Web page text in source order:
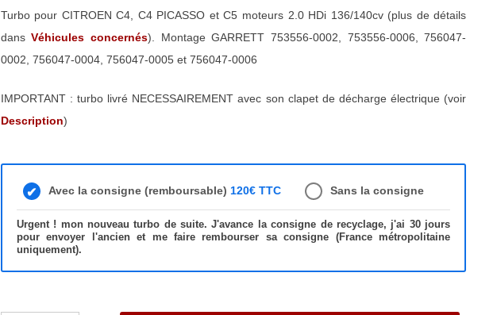
Turbo pour CITROEN C4, C4 PICASSO et C5 moteurs 2.0 HDi 136/140cv (plus de détails
dansVéhicules concernés). Montage GARRETT 753556-0002, 753556-0006, 756047-
0002, 756047-0004, 756047-0005 et 756047-0006
IMPORTANT : turbo livré NECESSAIREMENT avec son clapet de décharge électrique (voir
Description)
Avec la consigne (remboursable) 120€ TTC Sans la consigne
Urgent ! mon nouveau turbo de suite. J'avance la consigne de recyclage, j'ai 30 jours
pour envoyer l'ancien et me faire rembourser sa consigne (France métropolitaine
uniquement).